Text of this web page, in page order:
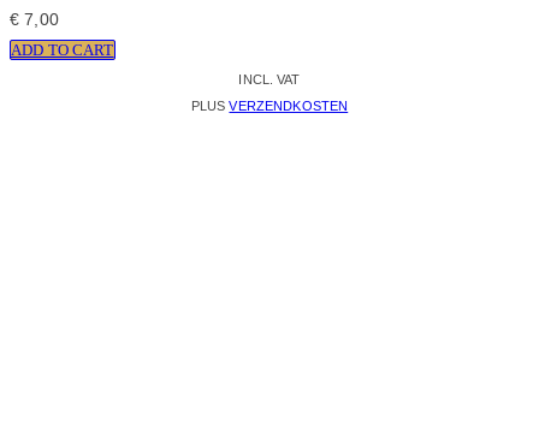
€ 7,00
ADD TO CART
INCL. VAT
PLUSVERZENDKOSTEN